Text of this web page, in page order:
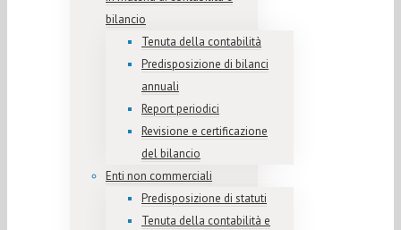
bilancio
Tenuta della contabilità
Predisposizione di bilanci
annuali
Report periodici
Revisione e certificazione
del bilancio
Enti non commerciali
Predisposizione di statuti
Tenuta della contabilità e